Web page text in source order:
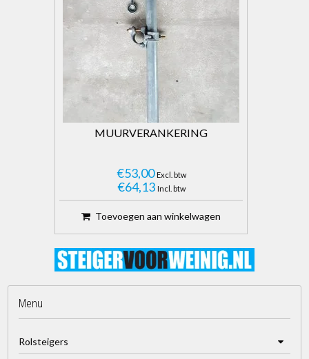
MUURVERANKERING
€53,00 Excl. btw
€64,13 Incl. btw
Toevoegen aan winkelwagen
Menu
Rolsteigers